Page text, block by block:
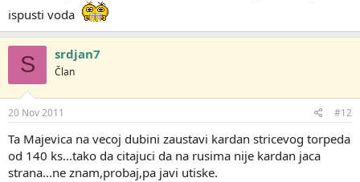
ispusti voda
S srdjan7
Član
20 Nov 2011 #12
Ta Majevica na vecoj dubini zaustavi kardan stricevog torpeda
od 140 ks...tako da citajuci da na rusima nije kardan jaca
strana...ne znam,probaj,pa javi utiske.